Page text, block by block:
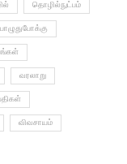
தொழில்நுட்பம்
வரலாறு
விவசாயம்